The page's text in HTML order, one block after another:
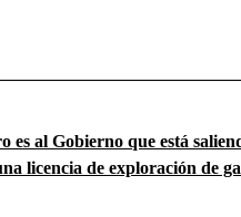
es al Gobierno que está
licencia de exploración de